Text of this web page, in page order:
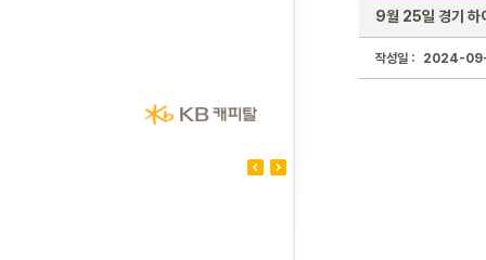
9월 25일 경기 하
작성일 : 2024-